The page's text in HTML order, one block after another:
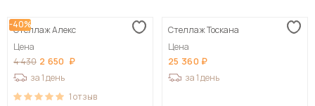
-40%
Стеллаж Алекс
Цена
4 430 2 650
за 1 день
1отзыв
Стеллаж Тоскана
Цена
25 360
за 1 день